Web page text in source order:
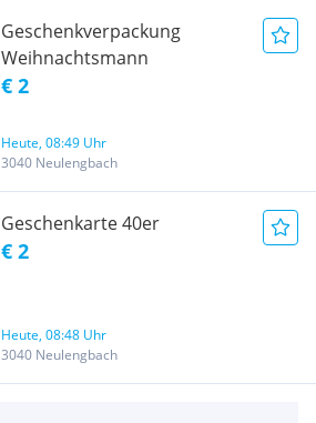
Geschenkverpackung
Weihnachtsmann
€ 2
Heute, 08:49 Uhr
3040 Neulengbach
Geschenkarte 40er
€ 2
Heute, 08:48 Uhr
3040 Neulengbach